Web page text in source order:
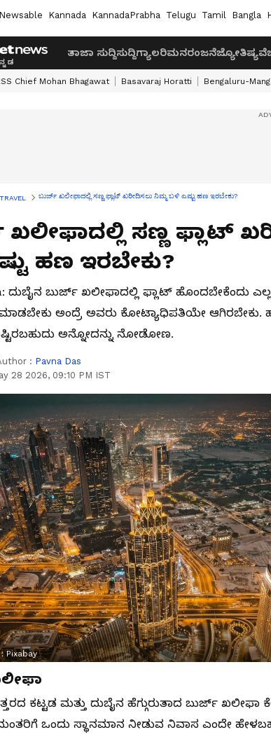
Newsable Kannada KannadaPrabha Telugu Tamil Bangla
ತಾಜಾ ಸುದ್ದಿಸುದ್ದಿಗ್ಯಾಲರಿಮನರಂಜನೆಜ್ಯೋತಿಷ್ಯ
Chief Mohan Bhagawat Basavaraj Horatti Bengaluru-
TRAVEL ಬುರ್ಜ್ ಖಲೀಫಾದಲ್ಲಿ ಸಣ್ಣ ಫ್ಲಾಟ್ ಖರೀದಿಸಲು ನಿಮ್ಮ ಬಳಿ ಎಷ್ಟು ಹಣ ಇರಬೇಕು?
ಸಣ್ಣ ಫ್ಲಾಟ್
ಹಣ ಇರಬೇಕು?
ದುಬೈನ ಬುರ್ಜ್ ಖಲೀಫಾದಲ್ಲಿ ಫ್ಲಾಟ್ ಹೊಂದಬೇಕೆಂದು
ಅಂದ್ರೆ ಅವರು ಕೋಟ್ಯಾಧಿಪತಿಯೇ ಆಗಿರಬೇಕು.
ಅನ್ನೋದನ್ನು ನೋಡೋಣ.
: Pavna Das
28 2026, 09:10 PM IST
:Pixabay
ಕಟ್ಟಡ ಮತ್ತು ದುಬೈನ ಹೆಗ್ಗುರುತಾದ ಬುರ್ಜ್ ಖಲೀಫಾ
ಒಂದು ಸ್ಥಾನಮಾನ ನೀಡುವ ನಿವಾಸ ಎಂದೇ